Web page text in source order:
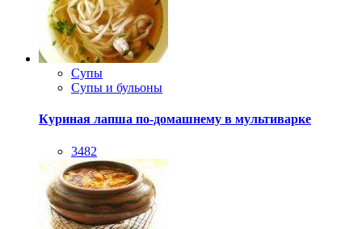
Супы
Супы и бульоны
Куриная лапша по-домашнему в мультиварке
3482